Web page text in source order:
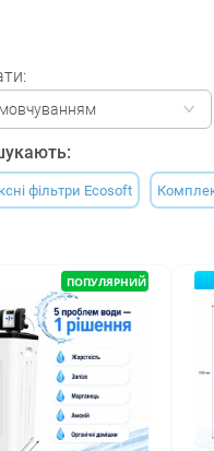
фільтри Ecosoft
ПОПУЛЯРНИЙ